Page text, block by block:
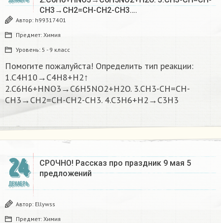
CH3→CH2=CH-CH2-CH3….
Автор: h99317401
Предмет: Химия
Уровень: 5 - 9 класс
Помогите пожалуйста! Определить тип реакции:
1.C4H10→C4H8+H2↑
2.C6H6+HNO3→C6H5NO2+H2O. 3.CH3-CH=CH-
CH3→CH2=CH-CH2-CH3. 4.C3H6+H2→C3H3
24
ДЕКАБРЬ
СРОЧНО! Рассказ про праздник 9 мая 5
предложений
Автор: Ellywss
Предмет: Химия